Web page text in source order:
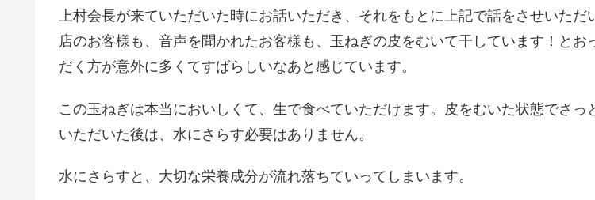
上村会長が来ていただいた時にお話いただき、それをもとに上記で話をさせいただ
店のお客様も、音声を聞かれたお客様も、玉ねぎの皮をむいて干しています！とお
だく方が意外に多くてすばらしいなあと感じています。
この玉ねぎは本当においしくて、生で食べていただけます。皮をむいた状態でさっ
いただいた後は、水にさらす必要はありません。
水にさらすと、大切な栄養成分が流れ落ちていってしまいます。